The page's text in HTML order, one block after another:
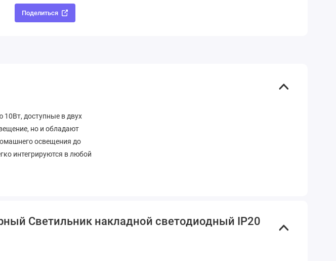
Поделиться
доступные в двух
но и обладают
освещения до
интегрируются в любой
Светильник накладной светодиодный IP20